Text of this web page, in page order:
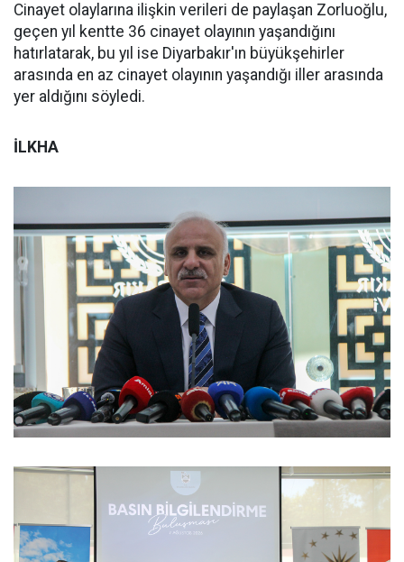
Cinayet olaylarına ilişkin verileri de paylaşan Zorluoğlu,
geçen yıl kentte 36 cinayet olayının yaşandığını
hatırlatarak, bu yıl ise Diyarbakır'ın büyükşehirler
arasında en az cinayet olayının yaşandığı iller arasında
yer aldığını söyledi.
İLKHA